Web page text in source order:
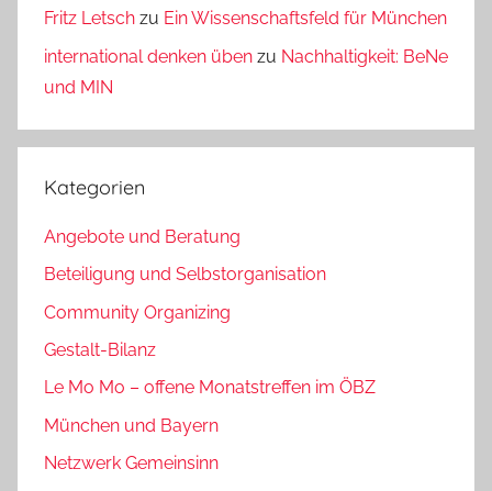
Fritz Letsch zu Ein Wissenschaftsfeld für München
international denken üben zu Nachhaltigkeit: BeNe
und MIN
Kategorien
Angebote und Beratung
Beteiligung und Selbstorganisation
Community Organizing
Gestalt-Bilanz
Le Mo Mo – offene Monatstreffen im ÖBZ
München und Bayern
Netzwerk Gemeinsinn